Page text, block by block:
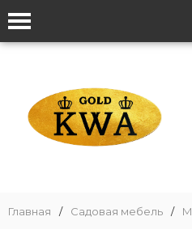
Главная / Садовая мебель /